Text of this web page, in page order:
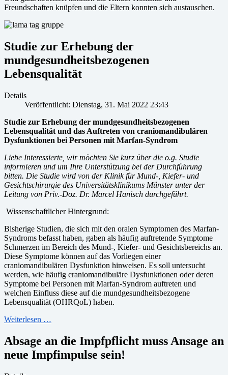
Freundschaften knüpfen und die Eltern konnten sich austauschen.
Studie zur Erhebung der
mundgesundheitsbezogenen
Lebensqualität
Details
Veröffentlicht: Dienstag, 31. Mai 2022 23:43
Studie zur Erhebung der mundgesundheitsbezogenen
Lebensqualität und das Auftreten von craniomandibulären
Dysfunktionen bei Personen mit Marfan-Syndrom
Liebe Interessierte, wir möchten Sie kurz über die o.g. Studie
informieren und um Ihre Unterstützung bei der Durchführung
bitten. Die Studie wird von der Klinik für Mund-, Kiefer- und
Gesichtschirurgie des Universitätsklinikums Münster unter der
Leitung von Priv.-Doz. Dr. Marcel Hanisch durchgeführt.
Wissenschaftlicher Hintergrund:
Bisherige Studien, die sich mit den oralen Symptomen des Marfan-
Syndroms befasst haben, gaben als häufig auftretende Symptome
Schmerzen im Bereich des Mund-, Kiefer- und Gesichtsbereichs an.
Diese Symptome können auf das Vorliegen einer
craniomandibulären Dysfunktion hinweisen. Es soll untersucht
werden, wie häufig craniomandibuläre Dysfunktionen oder deren
Symptome bei Personen mit Marfan-Syndrom auftreten und
welchen Einfluss diese auf die mundgesundheitsbezogene
Lebensqualität (OHRQoL) haben.
Weiterlesen …
Absage an die Impfpflicht muss Ansage an
neue Impfimpulse sein!